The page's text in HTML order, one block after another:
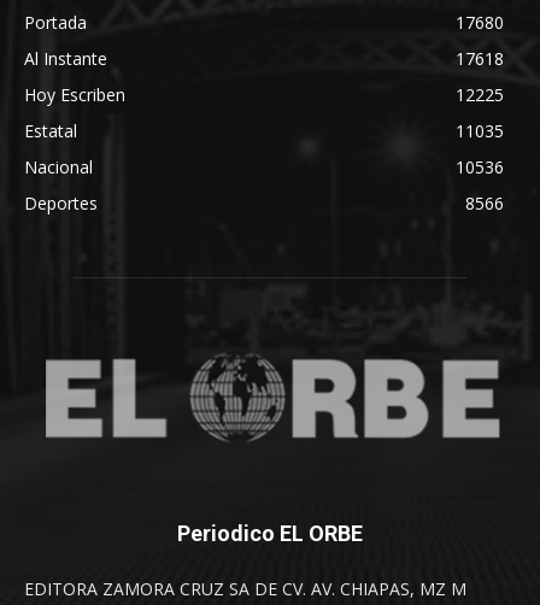
Portada
17680
Al Instante
17618
Hoy Escriben
12225
Estatal
11035
Nacional
10536
Deportes
8566
Periodico EL ORBE
EDITORA ZAMORA CRUZ SA DE CV. AV. CHIAPAS, MZ M